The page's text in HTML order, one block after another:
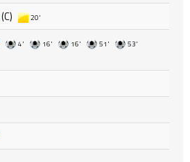
(C) 20'
4' 16' 16' 51'
53'